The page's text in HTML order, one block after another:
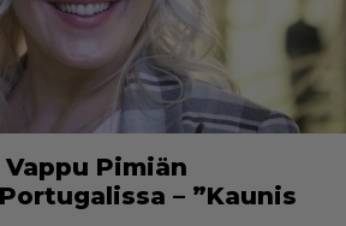
Pimiän
– ”Kaunis